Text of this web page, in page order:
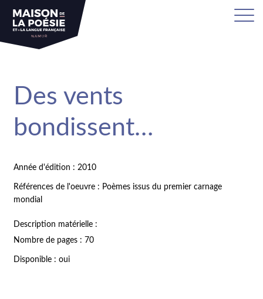
Des vents
bondissent…
Année d'édition : 2010
Références de l'oeuvre : Poèmes issus du premier carnage
mondial
Description matérielle :
Nombre de pages : 70
Disponible : oui